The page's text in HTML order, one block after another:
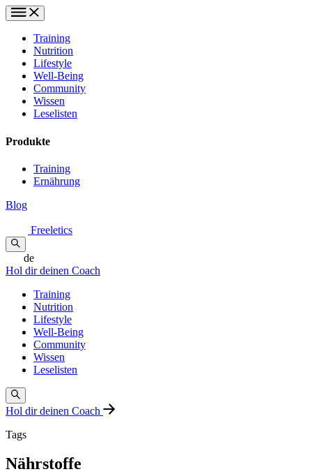
Training
Nutrition
Lifestyle
Well-Being
Community
Wissen
Leselisten
Produkte
Training
Ernährung
Blog
Freeletics
de
Hol dir deinen Coach
Training
Nutrition
Lifestyle
Well-Being
Community
Wissen
Leselisten
Hol dir deinen Coach
Tags
Nährstoffe